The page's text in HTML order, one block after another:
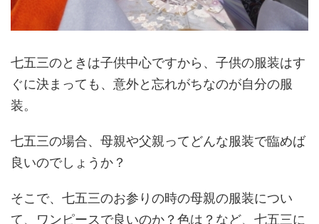
七五三のときは子供中心ですから、子供の服装はす
ぐに決まっても、意外と忘れがちなのが自分の服
装。
七五三の場合、母親や父親ってどんな服装で臨めば
良いのでしょうか？
そこで、七五三のお参りの時の母親の服装につい
て、ワンピースで良いのか？色は？など、七五三に